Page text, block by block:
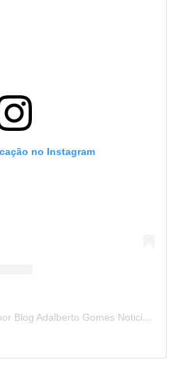
no Instagram
Uma publicação partilhada por Blog Adalberto Gomes Noticias (@blogadalbertogomesnoticiass)